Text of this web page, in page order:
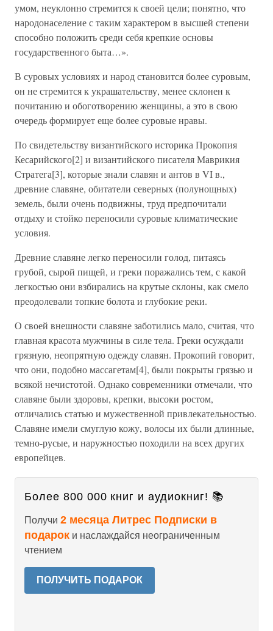
умом, неуклонно стремится к своей цели; понятно, что
народонаселение с таким характером в высшей степени
способно положить среди себя крепкие основы
государственного быта…».
В суровых условиях и народ становится более суровым,
он не стремится к украшательству, менее склонен к
почитанию и обоготворению женщины, а это в свою
очередь формирует еще более суровые нравы.
По свидетельству византийского историка Прокопия
Кесарийского[2] и византийского писателя Маврикия
Стратега[3], которые знали славян и антов в VI в.,
древние славяне, обитатели северных (полунощных)
земель, были очень подвижны, труд предпочитали
отдыху и стойко переносили суровые климатические
условия.
Древние славяне легко переносили голод, питаясь
грубой, сырой пищей, и греки поражались тем, с какой
легкостью они взбирались на крутые склоны, как смело
преодолевали топкие болота и глубокие реки.
О своей внешности славяне заботились мало, считая, что
главная красота мужчины в силе тела. Греки осуждали
грязную, неопрятную одежду славян. Прокопий говорит,
что они, подобно массагетам[4], были покрыты грязью и
всякой нечистотой. Однако современники отмечали, что
славяне были здоровы, крепки, высоки ростом,
отличались статью и мужественной привлекательностью.
Славяне имели смуглую кожу, волосы их были длинные,
темно-русые, и наружностью походили на всех других
европейцев.
Более 800 000 книг и аудиокниг! 📚
Получи 2 месяца Литрес Подписки в
подарок и наслаждайся неограниченным
чтением
ПОЛУЧИТЬ ПОДАРОК